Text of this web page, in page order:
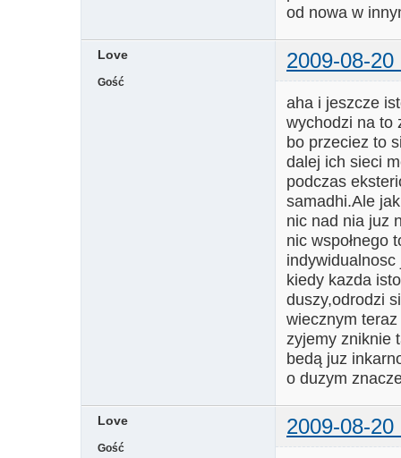
od nowa w
Love 2009-08-20
Gość
aha i jeszcze
wychodzi na to
bo przeciez to
dalej ich sieci
podczas
samadhi.Ale
nic nad nia juz
nic wspołnego
indywidualnosc
kiedy kazda
duszy,odrodzi
wiecznym
zyjemy zniknie
bedą juz
o duzym
Love 2009-08-20
Gość